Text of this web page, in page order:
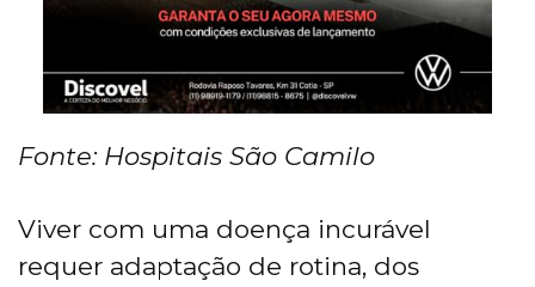
Fonte: Hospitais São Camilo
Viver com uma doença incurável
requer adaptação de rotina, dos